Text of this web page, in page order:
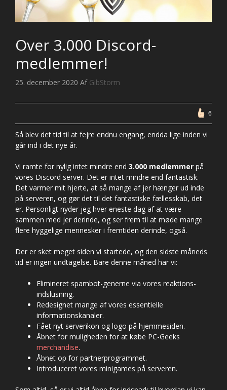
Over 3.000 Discord-
medlemmer!
25. december 2020 Af GibStorm
6
Så blev det tid til at fejre endnu engang, endda lige inden vi
går ind i det nye år.
Vi ramte for nylig intet mindre end 3.000 medlemmer på
vores Discord server. Det er intet mindre end fantastisk.
Det varmer mit hjerte, at så mange af jer hænger ud inde
på serveren, og gør det til det fantastiske fællesskab, det
er. Personligt nyder jeg hver eneste dag af at være
sammen med jer derinde, og ser frem til at møde mange
flere hyggelige mennesker i fremtiden derinde, også.
Der er sket meget siden vi startede, og den sidste måneds
tid er ingen undtagelse. Bare denne måned har vi:
Elimineret spambot-generne via vores reaktions-
indslusning.
Redesignet mange af vores essentielle
informationskanaler.
Fået nyt serverikon og logo på hjemmesiden.
Åbnet for muligheden for at købe PC-Geeks
merchandise.
Åbnet op for partnerprogrammet.
Introduceret vores minigames på serveren.